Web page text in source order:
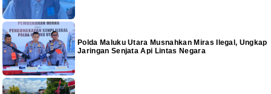
Polda Maluku Utara Musnahkan Miras Ilegal, Ungkap
Jaringan Senjata Api Lintas Negara